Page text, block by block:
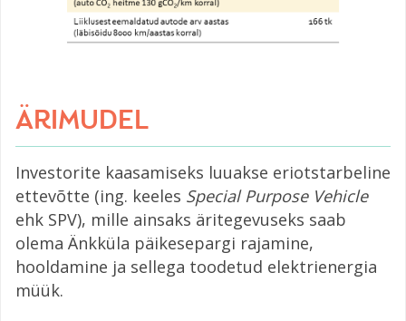
ÄRIMUDEL
Investorite kaasamiseks luuakse eriotstarbeline
ettevõtte (ing. keeles Special Purpose Vehicle
ehk SPV), mille ainsaks äritegevuseks saab
olema Änkküla päikesepargi rajamine,
hooldamine ja sellega toodetud elektrienergia
müük.